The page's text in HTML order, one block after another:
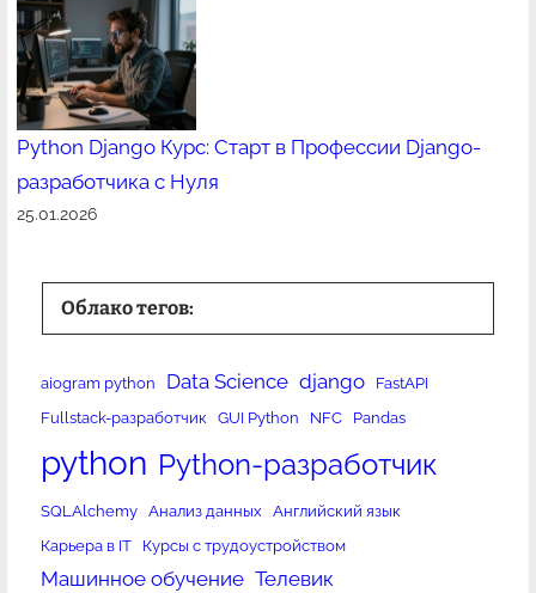
Python Django Курс: Старт в Профессии Django-
разработчика с Нуля
25.01.2026
Облако тегов:
aiogram python Data Science django
FastAPI
Fullstack-разработчик
GUI Python NFC Pandas
python Python-разработчик
SQLAlchemy Анализ данных
Английский язык
Карьера в IT
Курсы с трудоустройством
Машинное обучение Телевик